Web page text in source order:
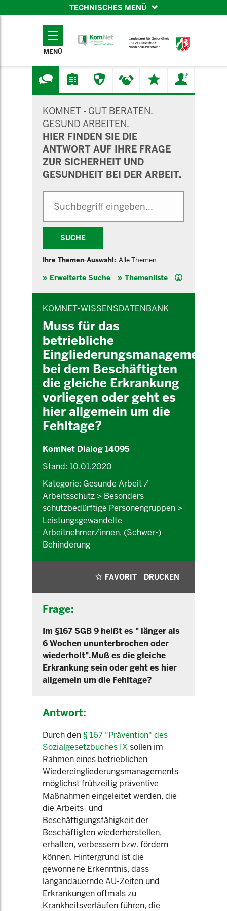
TECHNISCHES MENÜ
TECHNISCHES
MENÜ
KOMNET - GUT BERATEN.
GESUND ARBEITEN.
HIER FINDEN SIE DIE
ANTWORT AUF IHRE FRAGE
ZUR SICHERHEIT UND
GESUNDHEIT BEI DER ARBEIT.
SUCHE
Ihre Themen-Auswahl: Alle Themen
Erweiterte Suche Themenliste Hilfe
KOMNET-WISSENSDATENBANK
Muss für das
betriebliche
Eingliederungsmanagement
bei dem Beschäftigten
die gleiche Erkrankung
vorliegen oder geht es
hier allgemein um die
Fehltage?
KomNet Dialog 14095
Stand: 10.01.2020
Kategorie: Gesunde Arbeit /
Arbeitsschutz > Besonders
schutzbedürftige Personengruppen >
Leistungsgewandelte
Arbeitnehmer/innen, (Schwer-)
Behinderung
FAVORIT DRUCKEN
Frage:
Im §167 SGB 9 heißt es " länger als
6 Wochen ununterbrochen oder
wiederholt".Muß es die gleiche
Erkrankung sein oder geht es hier
allgemein um die Fehltage?
Antwort:
Durch den § 167 "Prävention" des
Sozialgesetzbuches IX sollen im
Rahmen eines betrieblichen
Wiedereingliederungsmanagements
möglichst frühzeitig präventive
Maßnahmen eingeleitet werden, die
die Arbeits- und
Beschäftigungsfähigkeit der
Beschäftigten wiederherstellen,
erhalten, verbessern bzw. fördern
können. Hintergrund ist die
gewonnene Erkenntnis, dass
langandauernde AU-Zeiten und
Erkrankungen oftmals zu
Krankheitsverläufen führen, die